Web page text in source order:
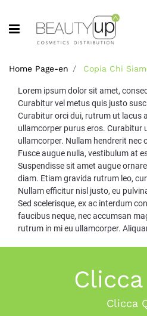
Open menu
Home Page-en Copia Chi
Lorem ipsum dolor sit amet,
Curabitur vel metus quis justo
Curabitur orci dui, rutrum ut lacus
ullamcorper purus eros. Curabitur
ullamcorper. Nullam hendrerit nec
Fusce augue nulla, vestibulum at
Suspendisse sit amet augue
diam. Etiam gravida rutrum leo,
Nullam efficitur nisl justo, eu
Sed scelerisque, ex ac interdum
faucibus neque, nec accumsan
rutrum in mi eu ullamcorper.
Clicca